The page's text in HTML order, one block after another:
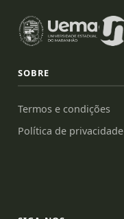
SOBRE
Termos e condições
Política de privacidade